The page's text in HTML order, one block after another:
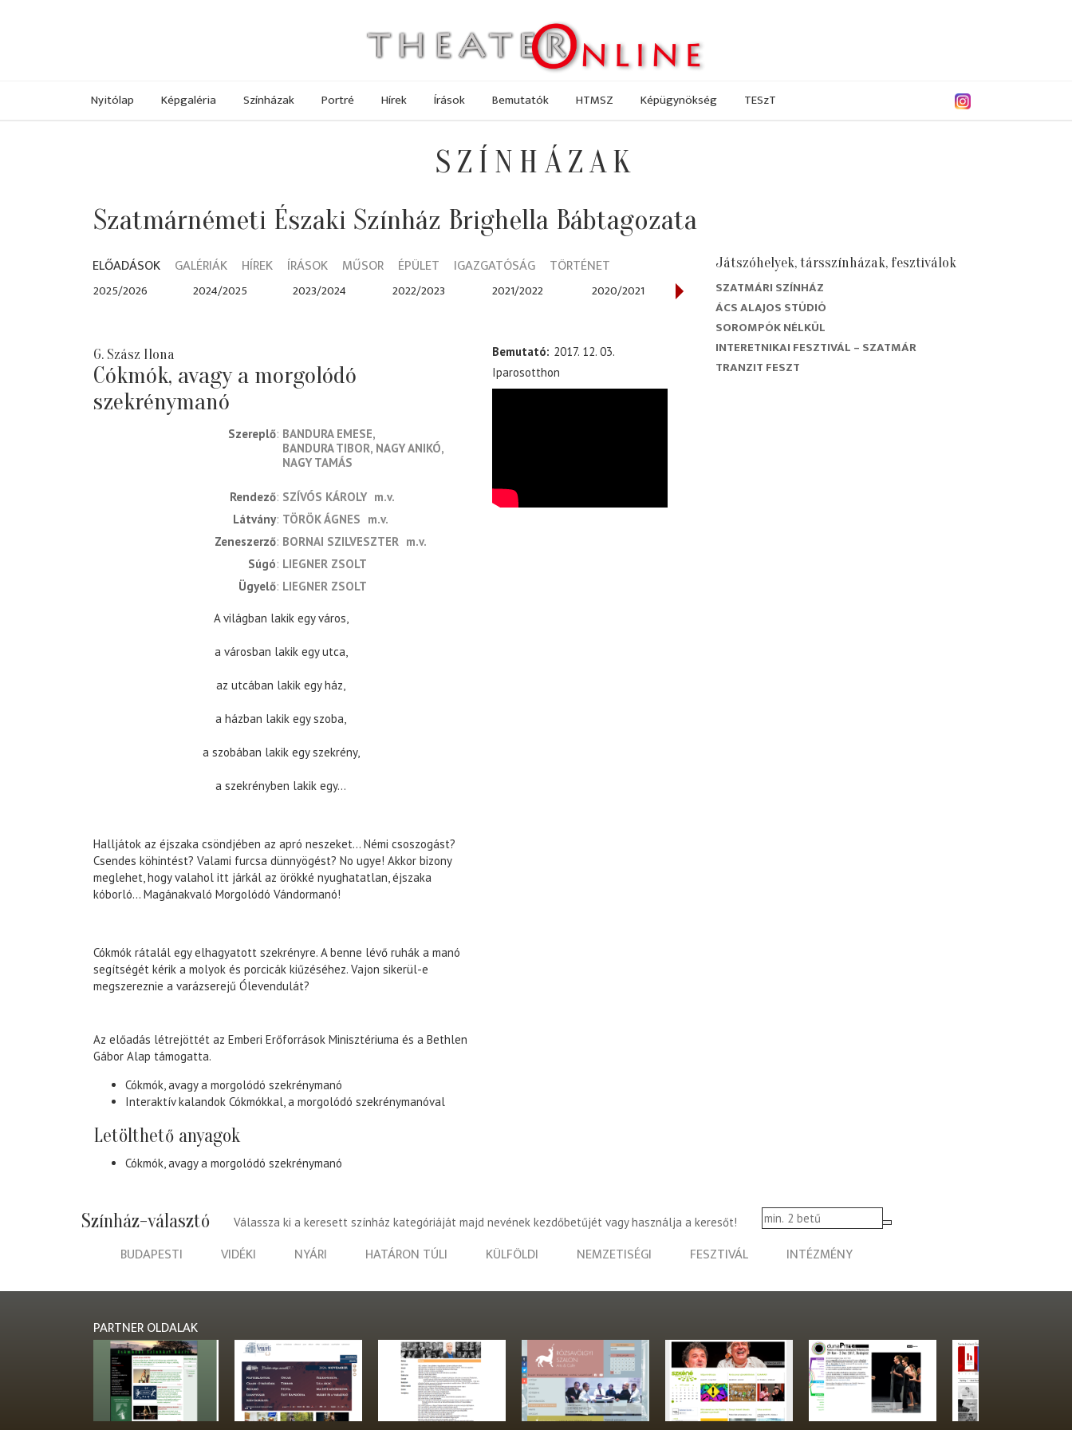
Nyitólap Képgaléria Színházak Portré Hírek Írások Bemutatók HTMSZ Képügynökség TESzT
SZÍNHÁZAK
Szatmárnémeti Északi Színház Brighella Bábtagozata
ELŐADÁSOK GALÉRIÁK HÍREK ÍRÁSOK MŰSOR ÉPÜLET IGAZGATÓSÁG TÖRTÉNET
2025/2026 2024/2025 2023/2024 2022/2023 2021/2022 2020/2021 2019/2020 2018/2019
G. Szász Ilona
Cókmók, avagy a morgolódó
szekrénymanó
Szereplő BANDURA EMESE
BANDURA TIBOR NAGY ANIKÓ
NAGY TAMÁS
rendező SZÍVÓS KÁROLY m.v.
látvány TÖRÖK ÁGNES m.v.
zeneszerző BORNAI SZILVESZTER m.v.
súgó LIEGNER ZSOLT
ügyelő LIEGNER ZSOLT
A világban lakik egy város,
a városban lakik egy utca,
az utcában lakik egy ház,
a házban lakik egy szoba,
a szobában lakik egy szekrény,
a szekrényben lakik egy…
Halljátok az éjszaka csöndjében az apró neszeket... Némi csoszogást?
Csendes köhintést? Valami furcsa dünnyögést? No ugye! Akkor bizony
meglehet, hogy valahol itt járkál az örökké nyughatatlan, éjszaka
kóborló… Magánakvaló Morgolódó Vándormanó!
Cókmók rátalál egy elhagyatott szekrényre. A benne lévő ruhák a manó
segítségét kérik a molyok és porcicák kiűzéséhez. Vajon sikerül-e
megszereznie a varázserejű Ólevendulát?
Az előadás létrejöttét az Emberi Erőforrások Minisztériuma és a Bethlen
Gábor Alap támogatta.
Cókmók, avagy a morgolódó szekrénymanó
Interaktív kalandok Cókmókkal, a morgolódó szekrénymanóval
Letölthető anyagok
Cókmók, avagy a morgolódó szekrénymanó
Bemutató 2017. 12. 03.
Iparosotthon
Játszóhelyek, társszínházak, fesztiválok
SZATMÁRI SZÍNHÁZ
ÁCS ALAJOS STÚDIÓ
SOROMPÓK NÉLKÜL
INTERETNIKAI FESZTIVÁL – SZATMÁR
TRANZIT FESZT
Színház-választó Válassza ki a keresett színház kategóriáját majd nevének kezdőbetűjét vagy használja a keresőt!
BUDAPESTI VIDÉKI NYÁRI HATÁRON TÚLI KÜLFÖLDI NEMZETISÉGI FESZTIVÁL INTÉZMÉNY
PARTNER OLDALAK